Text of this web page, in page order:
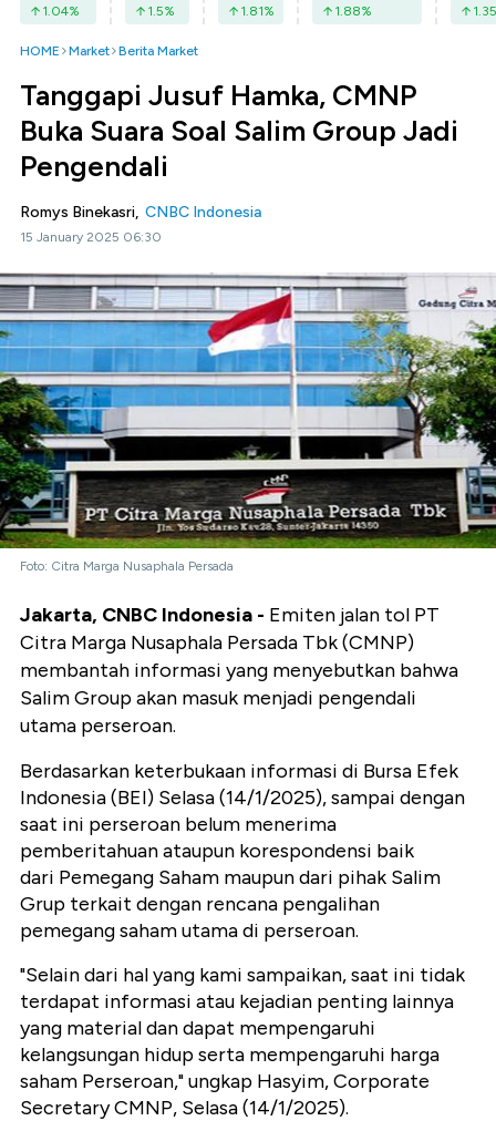
1.04% 1.5% 1.81% 1.88% 1.35
HOME Market Berita Market
Tanggapi Jusuf Hamka, CMNP
Buka Suara Soal Salim Group Jadi
Pengendali
Romys Binekasri, CNBC Indonesia
15 January 2025 06:30
Foto: Citra Marga Nusaphala Persada
Jakarta, CNBC Indonesia - Emiten jalan tol PT
Citra Marga Nusaphala Persada Tbk (CMNP)
membantah informasi yang menyebutkan bahwa
Salim Group akan masuk menjadi pengendali
utama perseroan.
Berdasarkan keterbukaan informasi di Bursa Efek
Indonesia (BEI) Selasa (14/1/2025), sampai dengan
saat ini perseroan belum menerima
pemberitahuan ataupun korespondensi baik
dari Pemegang Saham maupun dari pihak Salim
Grup terkait dengan rencana pengalihan
pemegang saham utama di perseroan.
"Selain dari hal yang kami sampaikan, saat ini tidak
terdapat informasi atau kejadian penting lainnya
yang material dan dapat mempengaruhi
kelangsungan hidup serta mempengaruhi harga
saham Perseroan," ungkap Hasyim, Corporate
Secretary CMNP, Selasa (14/1/2025).